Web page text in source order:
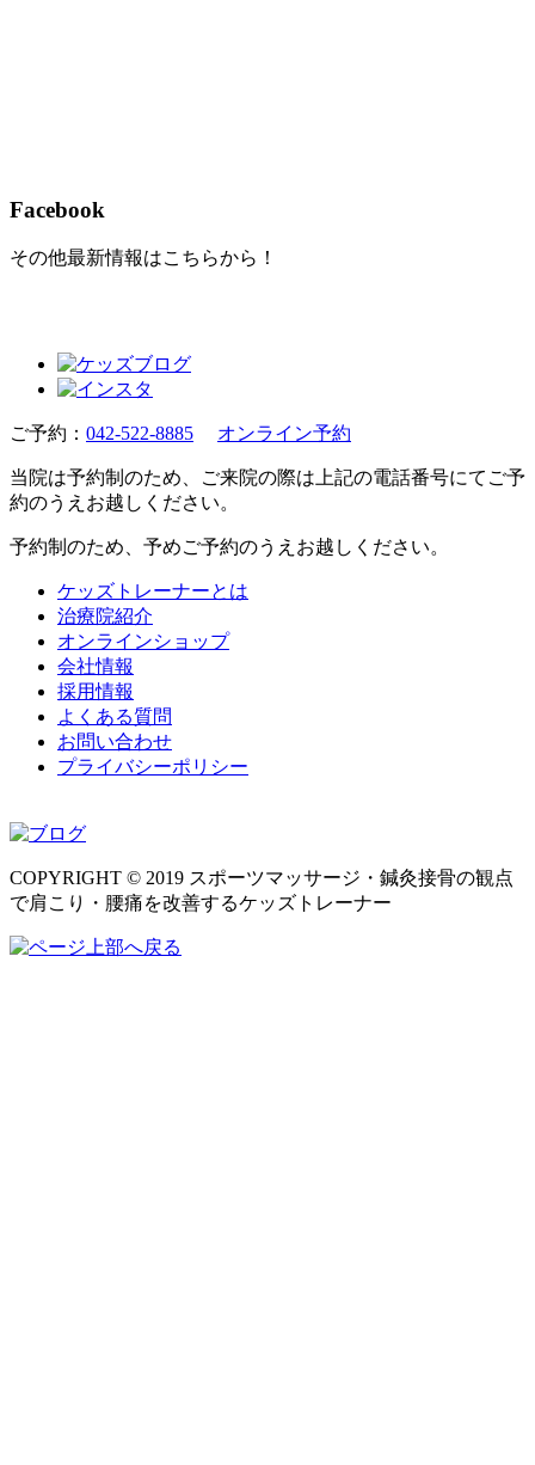
Facebook
その他最新情報はこちらから！
ご予約： 042-522-8885 オンライン予約
当院は予約制のため、ご来院の際は上記の電話番号にてご予
約のうえお越しください。
予約制のため、予めご予約のうえお越しください。
ケッズトレーナーとは
治療院紹介
オンラインショップ
会社情報
採用情報
よくある質問
お問い合わせ
プライバシーポリシー
COPYRIGHT © 2019 スポーツマッサージ・鍼灸接骨の観点
で肩こり・腰痛を改善するケッズトレーナー